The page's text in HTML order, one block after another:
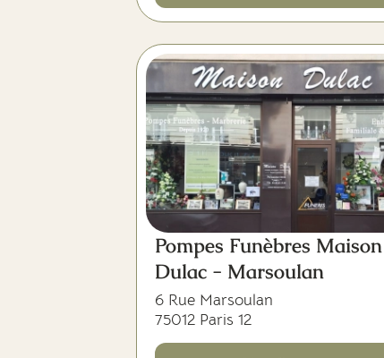
Pompes Funèbres Maison
Dulac - Marsoulan
6 Rue Marsoulan
75012 Paris 12